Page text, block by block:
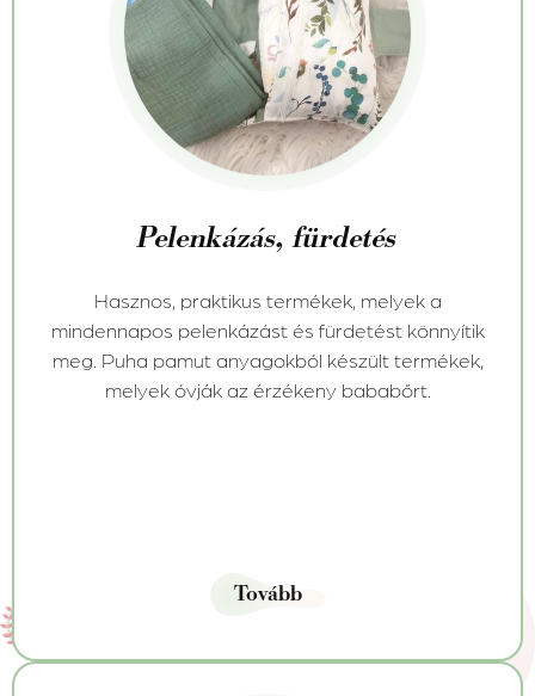
Pelenkázás, fürdetés
Hasznos, praktikus termékek, melyek a
mindennapos pelenkázást és fürdetést könnyítik
meg. Puha pamut anyagokból készült termékek,
melyek óvják az érzékeny bababőrt.
Tovább